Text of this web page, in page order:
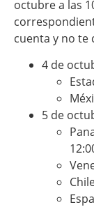
octubre a las
cuenta y no te
4 de
5 de